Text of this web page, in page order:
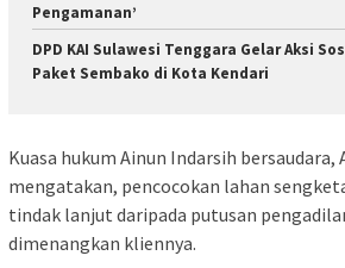
Pengamanan’
DPD KAI Sulawesi Tenggara Gelar Aksi
Paket Sembako di Kota Kendari
Kuasa hukum Ainun Indarsih bersaudara,
mengatakan, pencocokan lahan
tindak lanjut daripada putusan
dimenangkan kliennya.